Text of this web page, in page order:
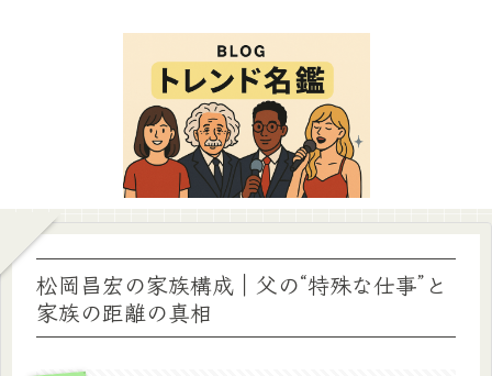
松岡昌宏の家族構成｜父の“特殊な仕事”と
家族の距離の真相